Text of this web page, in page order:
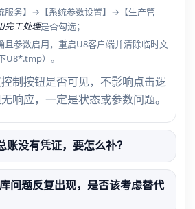
服务】→【系统参数设置】→【生产管
完工处理是否勾选；
且参数启用，重启U8客户端并清除临时文
U8*.tmp）。
制按钮是否可见，不影响点击逻
响应，一定是状态或参数问题。
账没有凭证，要怎么补？
问题反复出现，是否该考虑替代